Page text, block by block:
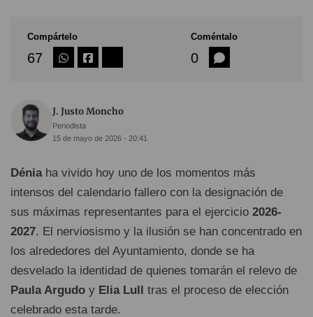
Compártelo
67
Coméntalo
0
J. Justo Moncho
Periodista
15 de mayo de 2026 - 20:41
Déniaha vivido hoy uno de los momentos más
intensos del calendario fallero con la designación de
sus máximas representantes para el ejercicio 2026-
2027. El nerviosismo y la ilusión se han concentrado en
los alrededores del Ayuntamiento, donde se ha
desvelado la identidad de quienes tomarán el relevo de
Paula Argudo y Elia Lull tras el proceso de elección
celebrado esta tarde.